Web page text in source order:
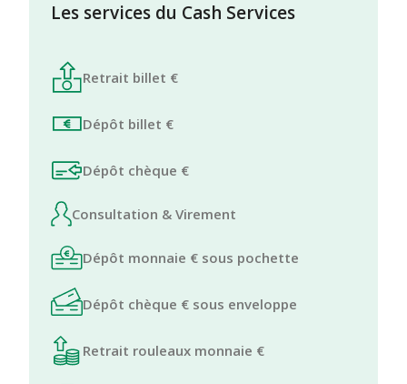
Les services du Cash Services
Retrait billet €
Dépôt billet €
Dépôt chèque €
Consultation & Virement
Dépôt monnaie € sous pochette
Dépôt chèque € sous enveloppe
Retrait rouleaux monnaie €